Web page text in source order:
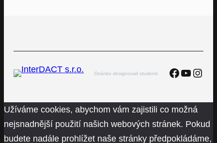
Stránku designovali studenti.
Užíváme cookies, abychom vám zajistili co možná
nejsnadnější použití našich webových stránek. Pokud
budete nadále prohlížet naše stránky předpokládáme,